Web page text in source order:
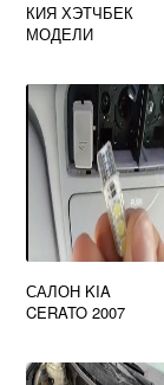
КИЯ ХЭТЧБЕК
МОДЕЛИ
САЛОН KIA
CERATO 2007